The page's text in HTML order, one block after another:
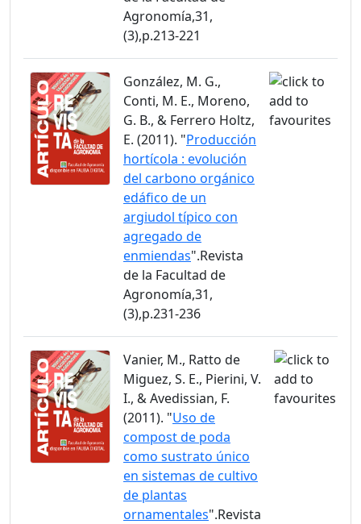
Agronomía,31,
(3),p.213-221
González, M. G.,
Conti, M. E., Moreno,
G. B., & Ferrero Holtz,
E. (2011). "Producción
hortícola : evolución
del carbono orgánico
edáfico de un
argiudol típico con
agregado de
enmiendas".Revista
de la Facultad de
Agronomía,31,
(3),p.231-236
Vanier, M., Ratto de
Miguez, S. E., Pierini, V.
I., & Avedissian, F.
(2011). "Uso de
compost de poda
como sustrato único
en sistemas de cultivo
de plantas
ornamentales".Revista